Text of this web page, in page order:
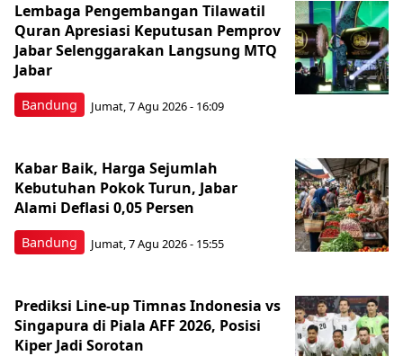
Bandung
Lembaga Pengembangan Tilawatil
Quran Apresiasi Keputusan Pemprov
Jabar Selenggarakan Langsung MTQ
Jabar
Jumat, 7 Agu 2026 - 16:09
Bandung
Kabar Baik, Harga Sejumlah
Kebutuhan Pokok Turun, Jabar
Alami Deflasi 0,05 Persen
Jumat, 7 Agu 2026 - 15:55
Prediksi Line-up Timnas Indonesia vs
Singapura di Piala AFF 2026, Posisi
Kiper Jadi Sorotan